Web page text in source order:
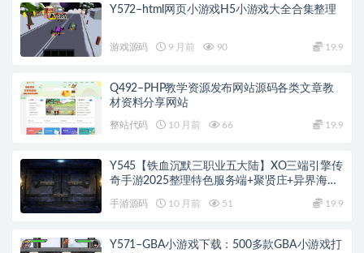
Y572–html网页小游戏H5小游戏大全合集整理
游戏源码 9 月前 90 19.9
Q492–PHP教学资源发布网站源码各类文章教
材资料分享网站
整站代码 10 月前 66 19.9
Y545【铁血沉默三职业五大陆】XO三端引擎传
奇手游2025整理特色服务端+聚贤庄+异界海岛
手游源码 10 月前 51 19.9
Y571–GBA小游戏下载：500多款GBA小游戏打